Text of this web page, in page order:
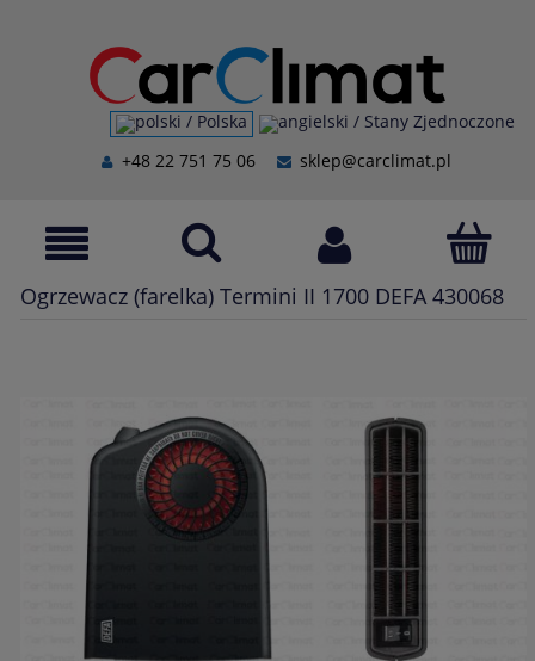
+48 22 751 75 06 sklep@carclimat.pl
Ogrzewacz (farelka) Termini II 1700 DEFA 430068